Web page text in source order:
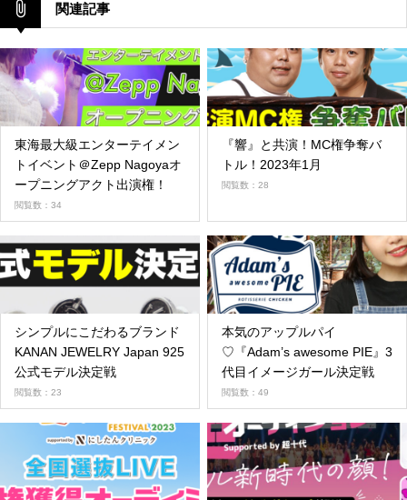
関連記事
東海最大級エンターテイメン
トイベント＠Zepp Nagoyaオ
ープニングアクト出演権！
閲覧数：34
『響』と共演！MC権争奪バ
トル！2023年1月
閲覧数：28
シンプルにこだわるブランド
KANAN JEWELRY Japan 925
公式モデル決定戦
閲覧数：23
本気のアップルパイ
♡『Adam’s awesome PIE』3
代目イメージガール決定戦
閲覧数：49